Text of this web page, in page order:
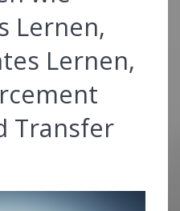
Lernen,
Lernen,
Transfer